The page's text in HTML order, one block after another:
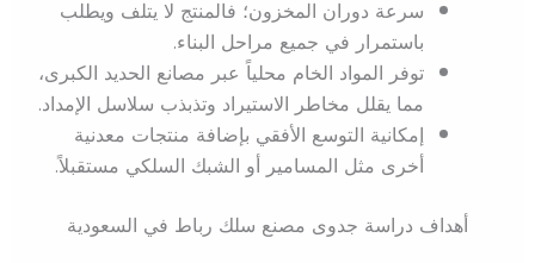
سرعة دوران المخزون؛ فالمنتج لا يتلف ويطلب
باستمرار في جميع مراحل البناء.
توفر المواد الخام محلياً عبر مصانع الحديد الكبرى،
مما يقلل مخاطر الاستيراد وتذبذب سلاسل الإمداد.
إمكانية التوسع الأفقي بإضافة منتجات معدنية
أخرى مثل المسامير أو الشبك السلكي مستقبلاً.
أهداف دراسة جدوى مصنع سلك رباط في السعودية